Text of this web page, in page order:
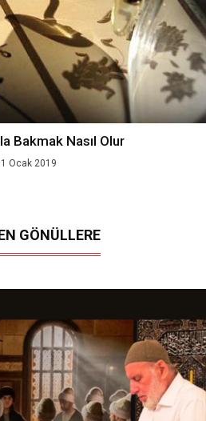
Bakmak Nasıl Olur
Ocak 2019
GÖNÜLLERE